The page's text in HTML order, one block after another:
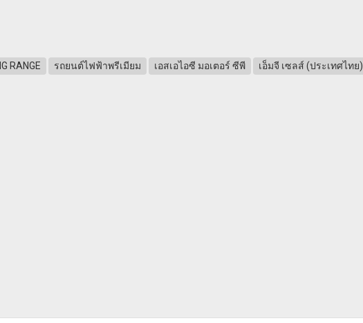
RANGE รถยนต์ไฟฟ้าพรีเมียม เอสเอไอซี มอเตอร์ ซีพี เอ็มจี เซลส์ (ประเทศไทย)